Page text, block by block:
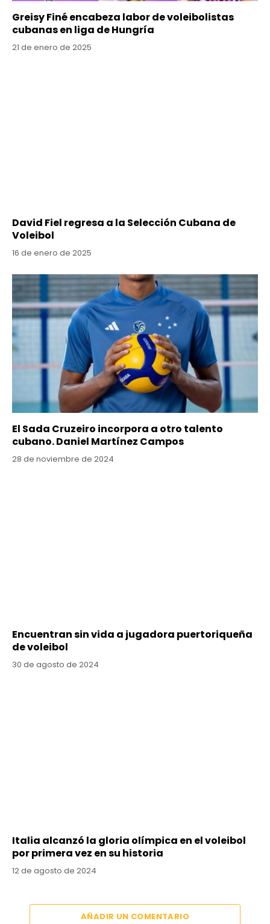
Greisy Finé encabeza labor de voleibolistas
cubanas en liga de Hungría
21 de enero de 2025
David Fiel regresa a la Selección Cubana de
Voleibol
16 de enero de 2025
El Sada Cruzeiro incorpora a otro talento
cubano. Daniel Martínez Campos
28 de noviembre de 2024
Encuentran sin vida a jugadora puertoriqueña
de voleibol
30 de agosto de 2024
Italia alcanzó la gloria olímpica en el voleibol
por primera vez en su historia
12 de agosto de 2024
AÑADIR UN COMENTARIO